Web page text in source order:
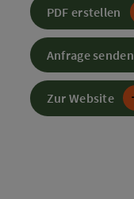
PDF erstellen
Anfrage senden
Zur Website